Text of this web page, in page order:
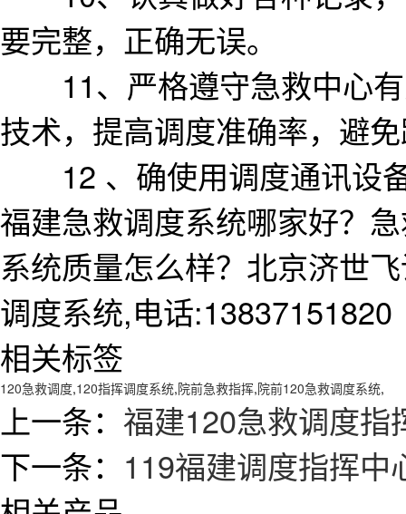
要完整，正确无误。
11、严格遵守急救中心有
技术，提高调度准确率，避
12 、确使用调度通讯设
福建急救调度系统哪家好？
系统质量怎么样？北京济世
调度系统,电话:13837151820
相关标签
120急救调度,120指挥调度系统,院前急救指挥,院前120急救调度系统,
上一条： 福建120急救调度指
下一条： 119福建调度指挥